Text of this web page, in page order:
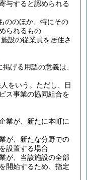
与すると認められる
ののほか、特にその
られるもの
設の従業員を居住さ
掲げる用語の意義は、
をいう。 ただし、日
ス事業の協同組合を
業が、新たに本町に
が、新たな分野での
設置する場合
が、当該施設の全部
開始するため、指定